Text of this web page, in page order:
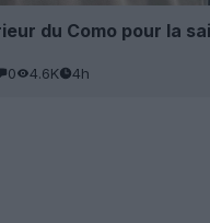
du Como pour la
0 4.6K 4h